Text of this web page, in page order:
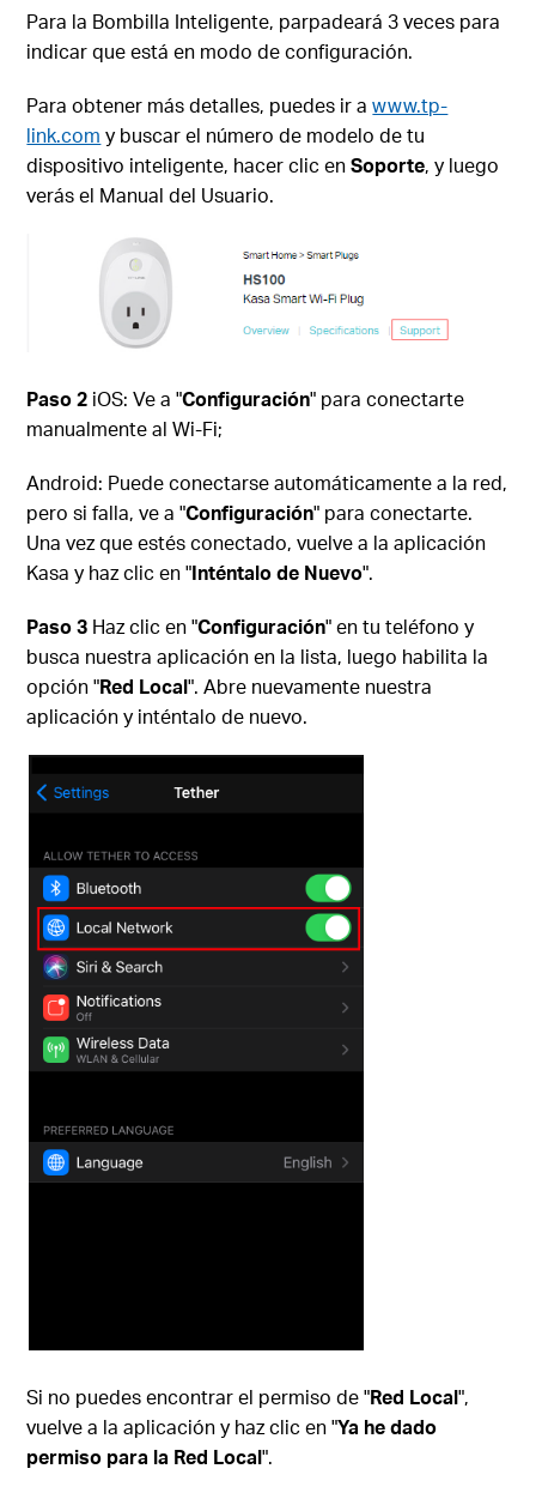
Para la Bombilla Inteligente, parpadeará 3 veces para
indicar que está en modo de configuración.
Para obtener más detalles, puedes ir awww.tp-
link.com y buscar el número de modelo de tu
dispositivo inteligente, hacer clic enSoporte, y luego
verás el Manual del Usuario.
Paso 2 iOS: Ve a "Configuración" para conectarte
manualmente al Wi-Fi;
Android: Puede conectarse automáticamente a la red,
pero si falla, ve a "Configuración" para conectarte.
Una vez que estés conectado, vuelve a la aplicación
Kasa y haz clic en "Inténtalo de Nuevo".
Paso 3 Haz clic en "Configuración" en tu teléfono y
busca nuestra aplicación en la lista, luego habilita la
opción "Red Local". Abre nuevamente nuestra
aplicación y inténtalo de nuevo.
Si no puedes encontrar el permiso de "Red Local",
vuelve a la aplicación y haz clic en "Ya he dado
permiso para la Red Local".